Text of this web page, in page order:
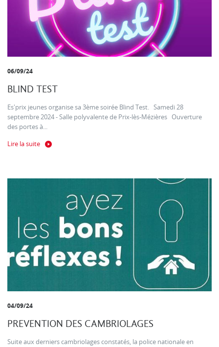
06/09/24
BLIND TEST
Es'prix jeunes organise sa 3ème soirée Blind Test. Samedi 28
septembre 2024 - Salle polyvalente de Prix-lès-Mézières Ouverture
des portes à...
Lire la suite
04/09/24
PREVENTION DES CAMBRIOLAGES
Suite aux derniers cambriolages constatés, la police nationale en